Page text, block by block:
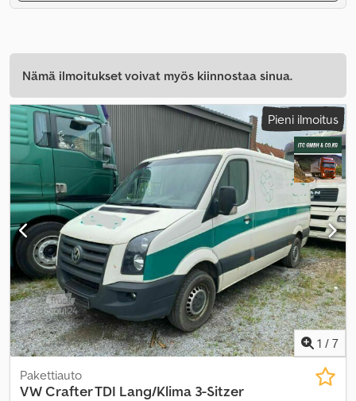
Nämä ilmoitukset voivat myös kiinnostaa sinua.
Pieni ilmoitus
1 / 7
Pakettiauto
VWCrafter TDI Lang/Klima 3-Sitzer